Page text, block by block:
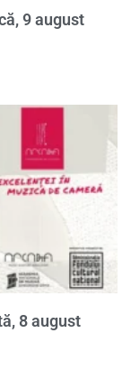
9 august
8 august